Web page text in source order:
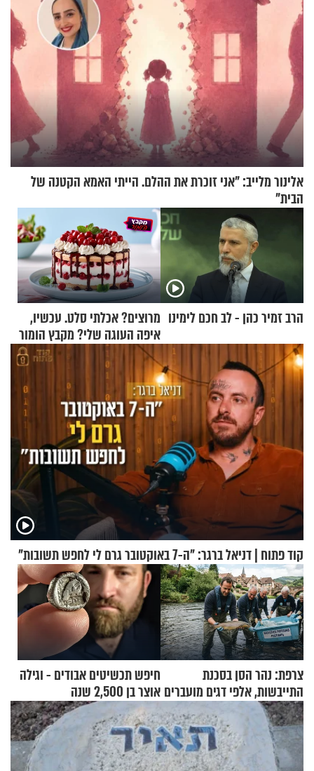
אלינור מלייב: "אני זוכרת את ההלם. הייתי האמא הקטנה של
הבית"
הרב זמיר כהן - לב חכם לימינו מרוצים? אכלתי סלט. עכשיו,
איפה העוגה שלי? מקבץ הומור
כייפי מספר 1
קוד פתוח | דניאל ברגר: "ה-7 באוקטובר גרם לי לחפש תשובות"
צרפת: נהר הסן בסכנת
התייבשות, אלפי דגים מועברים
במבצעי חילוץ
חיפש תכשיטים אבודים - וגילה
אוצר בן 2,500 שנה